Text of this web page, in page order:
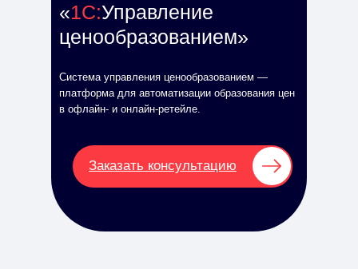
«1C:Управление
ценообразованием»
Система управления ценообразованием —
платформа для автоматизации образования цен
в офлайн- и онлайн-ретейле.
Заказать консультацию